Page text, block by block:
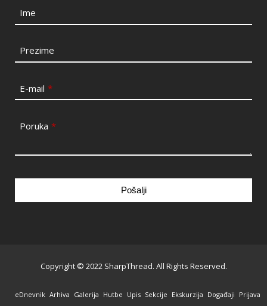
Ime
Prezime
E-mail *
Poruka *
Pošalji
blank
Copyright © 2022 SharpThread. All Rights Reserved.
eDnevnik Arhiva Galerija Hutbe Upis Sekcije Ekskurzija Događaji Prijava